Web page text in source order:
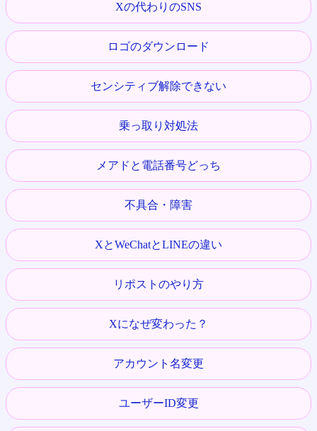
Xの代わりのSNS
ロゴのダウンロード
センシティブ解除できない
乗っ取り対処法
メアドと電話番号どっち
不具合・障害
XとWeChatとLINEの違い
リポストのやり方
Xになぜ変わった？
アカウント名変更
ユーザーID変更